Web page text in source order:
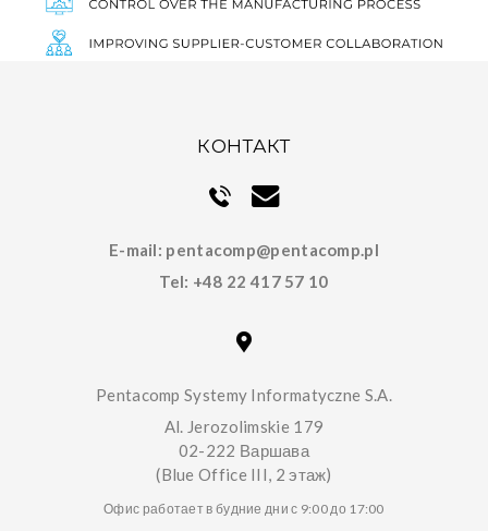
КОНТАКТ
E-mail: pentacomp@pentacomp.pl
Tel: +48 22 417 57 10
Pentacomp Systemy Informatyczne S.A.
Al. Jerozolimskie 179
02-222 Варшава
(Blue Office III, 2 этаж)
Офис работает в будние дни с 9:00 до 17:00